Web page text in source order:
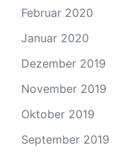
Februar 2020
Januar 2020
Dezember 2019
November 2019
Oktober 2019
September 2019